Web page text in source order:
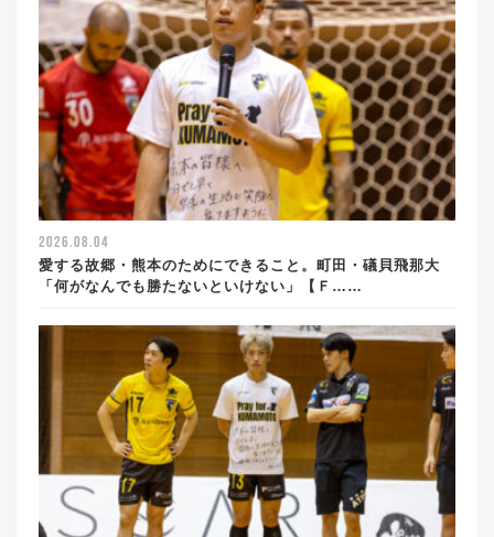
2026.08.04
愛する故郷・熊本のためにできること。町田・礒貝飛那大
「何がなんでも勝たないといけない」【Ｆ……